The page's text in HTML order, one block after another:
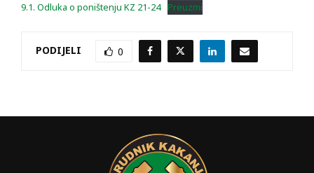
9.1. Odluka o poništenju KZ 21-24 Preuzmi
PODIJELI 0